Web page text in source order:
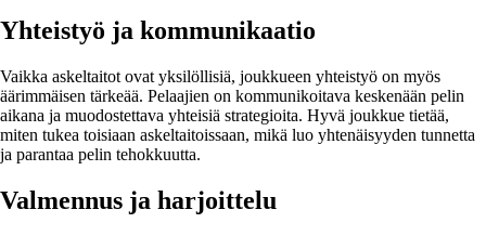
Yhteistyö ja kommunikaatio
Vaikka askeltaitot ovat yksilöllisiä, joukkueen yhteistyö on myös
äärimmäisen tärkeää. Pelaajien on kommunikoitava keskenään pelin
aikana ja muodostettava yhteisiä strategioita. Hyvä joukkue tietää,
miten tukea toisiaan askeltaitoissaan, mikä luo yhtenäisyyden tunnetta
ja parantaa pelin tehokkuutta.
Valmennus ja harjoittelu